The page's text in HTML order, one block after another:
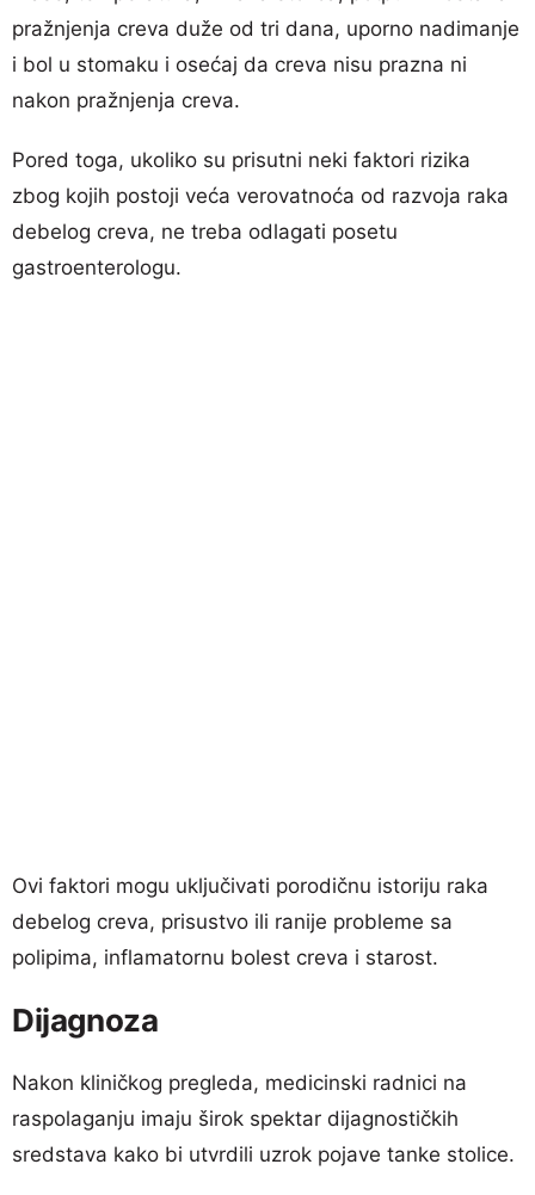
pražnjenja creva duže od tri dana, uporno nadimanje
i bol u stomaku i osećaj da creva nisu prazna ni
nakon pražnjenja creva.
Pored toga, ukoliko su prisutni neki faktori rizika
zbog kojih postoji veća verovatnoća od razvoja raka
debelog creva, ne treba odlagati posetu
gastroenterologu.
Ovi faktori mogu uključivati porodičnu istoriju raka
debelog creva, prisustvo ili ranije probleme sa
polipima, inflamatornu bolest creva i starost.
Dijagnoza
Nakon kliničkog pregleda, medicinski radnici na
raspolaganju imaju širok spektar dijagnostičkih
sredstava kako bi utvrdili uzrok pojave tanke stolice.